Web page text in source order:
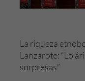
La riqueza
Lanzarote: “Lo
sorpresas”